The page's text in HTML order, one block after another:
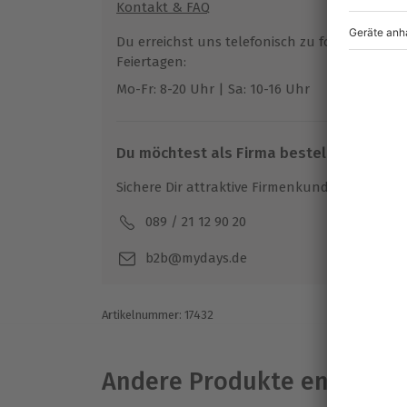
Mitzubringen: Keine Besonderheiten
Das Shooting dauert ca. 30 Minuten.
Wie viele Personen können an dem
Es kann an diesem Shooting 1 Person
Kontakt & FAQ
Du erreichst uns telefonisch zu folgenden
Feiertagen:
Mo-Fr: 8-20 Uhr | Sa: 10-16 Uhr
Du möchtest als Firma bestellen?
Sichere Dir attraktive Firmenkunden Vorteile.
089 / 21 12 90 20
b2b@mydays.de
Artikelnummer: 17432
Andere Produkte entdecken